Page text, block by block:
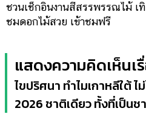
ชวนเช็กอินงานสีสรรพรรณไม้ เ
ชมดอกไม้สวย เข้าชมฟรี
แสดงความคิดเห็นเ
ไขปริศนา ทำไมเกาหลีใต้
2026 ชาติเดียว ทั้งที่เป็น